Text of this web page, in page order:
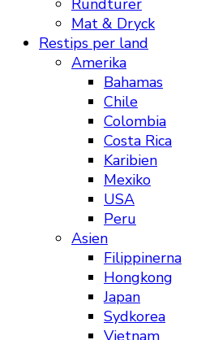
Rundturer
Mat & Dryck
Restips per land
Amerika
Bahamas
Chile
Colombia
Costa Rica
Karibien
Mexiko
USA
Peru
Asien
Filippinerna
Hongkong
Japan
Sydkorea
Vietnam